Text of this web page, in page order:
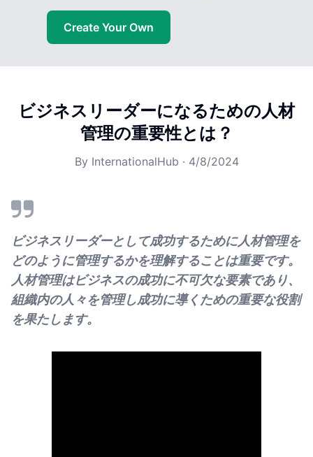
Create Your Own
ビジネスリーダーになるための人材
管理の重要性とは？
By InternationalHub · 4/8/2024
ビジネスリーダーとして成功するために人材管理を
どのように管理するかを理解することは重要です。
人材管理はビジネスの成功に不可欠な要素であり、
組織内の人々を管理し成功に導くための重要な役割
を果たします。